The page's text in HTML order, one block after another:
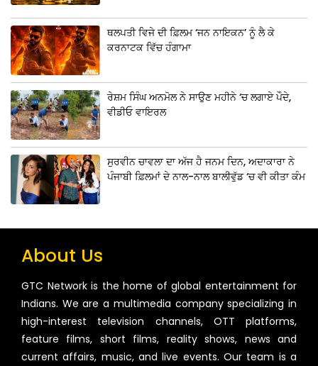
ਥਲਪਤੀ ਵਿਜੇ ਦੀ ਫ਼ਿਲਮ ‘ਜਨ ਨਾਇਕਨ’ ਨੂੰ ਲੈ ਕੇ
ਕਰਨਾਟਕ ਵਿੱਚ ਹੰਗਾਮਾ
ਰੇਸ਼ਮ ਸਿੰਘ ਅਨਮੋਲ ਨੇ ਸਾਉਣ ਮਹੀਨੇ ‘ਚ ਲਗਾਏ ਪੌਦੇ,
ਵੀਡੀਓ ਵਾਇਰਲ
ਸੁਰਵੀਨ ਚਾਵਲਾ ਦਾ ਅੱਜ ਹੈ ਜਨਮ ਦਿਨ, ਅਦਾਕਾਰਾ ਨੇ
ਪੰਜਾਬੀ ਫ਼ਿਲਮਾਂ ਦੇ ਨਾਲ-ਨਾਲ ਬਾਲੀਵੁੱਡ ‘ਚ ਵੀ ਕੀਤਾ ਕੰਮ
About Us
GTC Network is the home of global entertainment for
Indians. We are a multimedia company specializing in
high-interest television channels, OTT platforms,
feature films, short films, reality shows, news and
current affairs, music, and live events. Our team is a